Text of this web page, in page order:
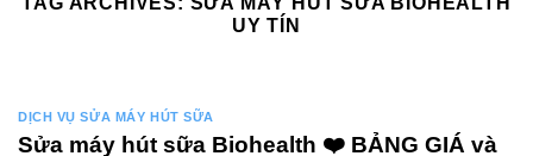
UY TÍN
DỊCH VỤ SỬA MÁY HÚT SỮA
Sửa máy hút sữa Biohealth ❤️️ BẢNG GIÁ và